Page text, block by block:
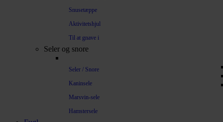
Snusetæppe
Aktivitetshjul
Til at gnave i
Seler og snore
Seler / Snore
Kaninsele
Marsvin-sele
Hamstersele